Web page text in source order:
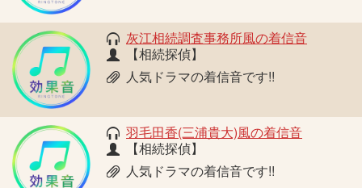
灰江相続調査事務所風の着信音
【相続探偵】
人気ドラマの着信音です!!
羽毛田香(三浦貴大)風の着信音
【相続探偵】
人気ドラマの着信音です!!